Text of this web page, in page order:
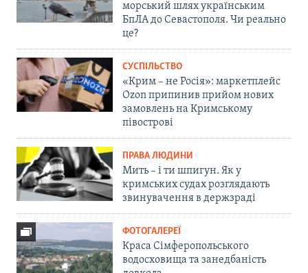
морський шлях українським
БпЛА до Севастополя. Чи реально
це?
СУСПІЛЬСТВО
«Крим – не Росія»: маркетплейс
Ozon припинив прийом нових
замовлень на Кримському
півострові
ПРАВА ЛЮДИНИ
Мить – і ти шпигун. Як у
кримських судах розглядають
звинувачення в держзраді
ФОТОГАЛЕРЕЇ
Краса Сімферопольського
водосховища та занедбаність